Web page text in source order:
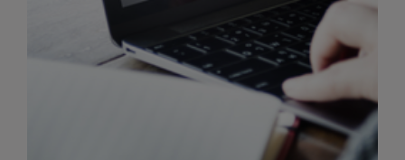
biblioteki. Zapraszamy do śledzenia i uczestnictwa
w życiu kulturalnym miasta!
WIĘCEJ